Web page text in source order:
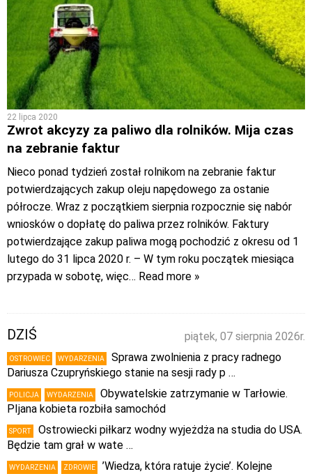
22 lipca 2020
Zwrot akcyzy za paliwo dla rolników. Mija czas
na zebranie faktur
Nieco ponad tydzień został rolnikom na zebranie faktur
potwierdzających zakup oleju napędowego za ostanie
półrocze. Wraz z początkiem sierpnia rozpocznie się nabór
wniosków o dopłatę do paliwa przez rolników. Faktury
potwierdzające zakup paliwa mogą pochodzić z okresu od 1
lutego do 31 lipca 2020 r. – W tym roku początek miesiąca
przypada w sobotę, więc… Read more »
piątek, 07 sierpnia 2026r.
DZIŚ
OSTROWIEC WYDARZENIA
Sprawa zwolnienia z pracy radnego
Dariusza Czupryńskiego stanie na sesji rady p …
POLICJA WYDARZENIA
Obywatelskie zatrzymanie w Tarłowie.
PIjana kobieta rozbiła samochód
SPORT
Ostrowiecki piłkarz wodny wyjeżdża na studia do USA.
Będzie tam grał w wate …
WYDARZENIA ZDROWIE
’Wiedza, która ratuje życie’. Kolejne